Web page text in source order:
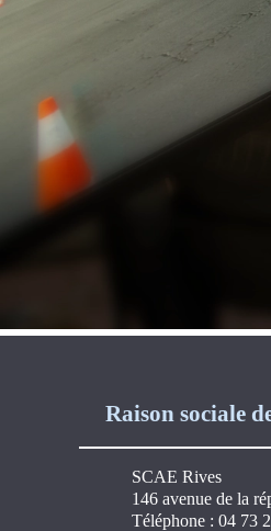
Raison sociale
SCAE Rives
146 avenue de la
Téléphone : 04 73